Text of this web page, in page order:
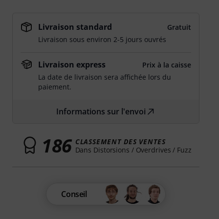
Livraison standard
Gratuit
Livraison sous environ 2-5 jours ouvrés
Livraison express
Prix à la caisse
La date de livraison sera affichée lors du
paiement.
Informations sur l'envoi
186 CLASSEMENT DES VENTES
Dans Distorsions / Overdrives / Fuzz
Conseil